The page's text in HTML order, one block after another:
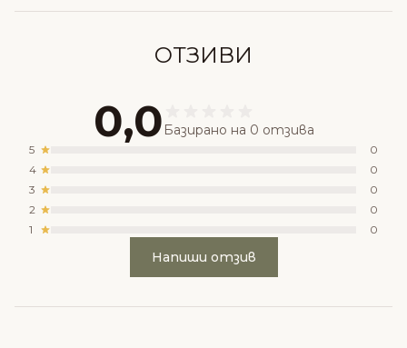
ОТЗИВИ
0,0 Базирано на 0 отзива
5
0
4
0
3
0
2
0
1
0
Напиши отзив